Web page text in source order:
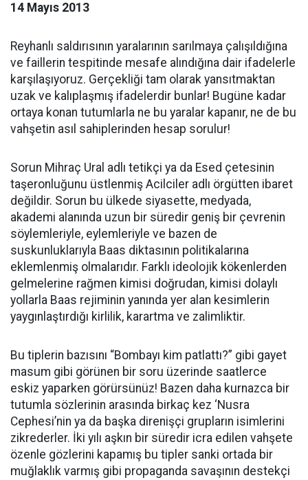
14 Mayıs 2013
Reyhanlı saldırısının yaralarının sarılmaya çalışıldığına
ve faillerin tespitinde mesafe alındığına dair ifadelerle
karşılaşıyoruz. Gerçekliği tam olarak yansıtmaktan
uzak ve kalıplaşmış ifadelerdir bunlar! Bugüne kadar
ortaya konan tutumlarla ne bu yaralar kapanır, ne de bu
vahşetin asıl sahiplerinden hesap sorulur!
Sorun Mihraç Ural adlı tetikçi ya da Esed çetesinin
taşeronluğunu üstlenmiş Acilciler adlı örgütten ibaret
değildir. Sorun bu ülkede siyasette, medyada,
akademi alanında uzun bir süredir geniş bir çevrenin
söylemleriyle, eylemleriyle ve bazen de
suskunluklarıyla Baas diktasının politikalarına
eklemlenmiş olmalarıdır. Farklı ideolojik kökenlerden
gelmelerine rağmen kimisi doğrudan, kimisi dolaylı
yollarla Baas rejiminin yanında yer alan kesimlerin
yaygınlaştırdığı kirlilik, karartma ve zalimliktir.
Bu tiplerin bazısını “Bombayı kim patlattı?” gibi gayet
masum gibi görünen bir soru üzerinde saatlerce
eskiz yaparken görürsünüz! Bazen daha kurnazca bir
tutumla sözlerinin arasında birkaç kez ‘Nusra
Cephesi’nin ya da başka direnişçi grupların isimlerini
zikrederler. İki yılı aşkın bir süredir icra edilen vahşete
özenle gözlerini kapamış bu tipler sanki ortada bir
muğlaklık varmış gibi propaganda savaşının destekçi